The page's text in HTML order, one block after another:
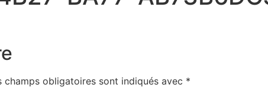
champs obligatoires sont indiqués avec *